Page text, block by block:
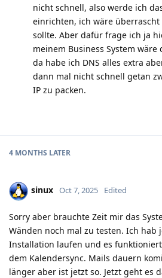
nicht schnell, also werde ich
einrichten, ich wäre
sollte. Aber dafür frage ich ja
meinem Business System wäre
da habe ich DNS alles extra
dann mal nicht schnell getan
IP zu packen.
4 MONTHS LATER
sinux Oct 7, 2025 Edited
Sorry aber brauchte Zeit mir das
Wänden noch mal zu testen. Ich hab
Installation laufen und es
dem Kalendersync. Mails dauern
länger aber ist jetzt so. Jetzt geht es